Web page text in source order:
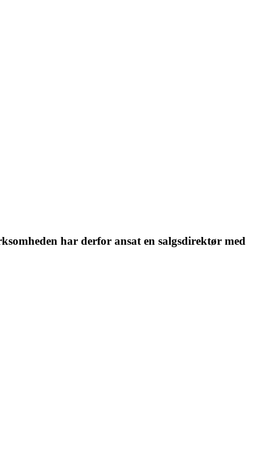
har derfor ansat en salgsdirektør med